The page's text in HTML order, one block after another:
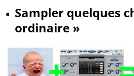
Sampler quelques
ordinaire »